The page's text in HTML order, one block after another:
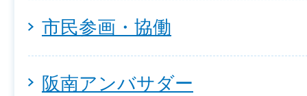
市民参画・協働
阪南アンバサダー